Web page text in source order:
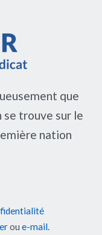
que
trouve sur le
nation
ou e-mail.